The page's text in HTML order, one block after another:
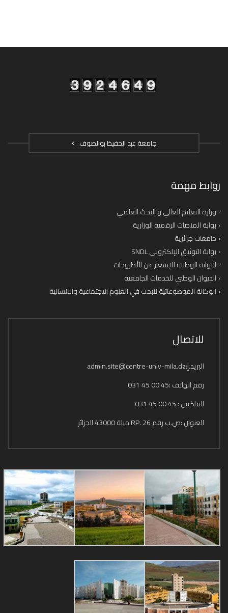
جامعة عبد الحفيظ بوالصوف
روابط مهمة
وزارة التعليم العالي و البحث العلمي
بوابة المنصات الرقمية الوزارية
جامعات جزائرية
بوابة التوثيق الإلكتروني SNDL
البوابة الوطنية للإشعار عن الأطروحات
الديوان الوطني للخدمات الجامعية
الوكالة الموضوعاتية للبحث في العلوم الاجتماعية والانسانية
للاتصال
البريد.إ:admin.site@centre-univ-mila.dz
رقم الهاتف :45 00 45 031
الفاكس : 45 00 45 031
العنوان :ص.ب رقم 26 .RP ميلة 43000 الجزائر